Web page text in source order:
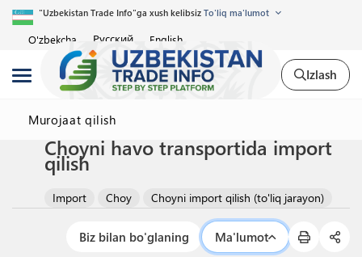
"Uzbekistan Trade Info"ga xush kelibsiz To'liq ma'lumot
O'zbekcha Русский English
Izlash
Murojaat qilish
Choyni havo transportida import
qilish
Import Choy Choyni import qilish (to'liq jarayon)
Biz bilan bo'glaning Ma'lumot